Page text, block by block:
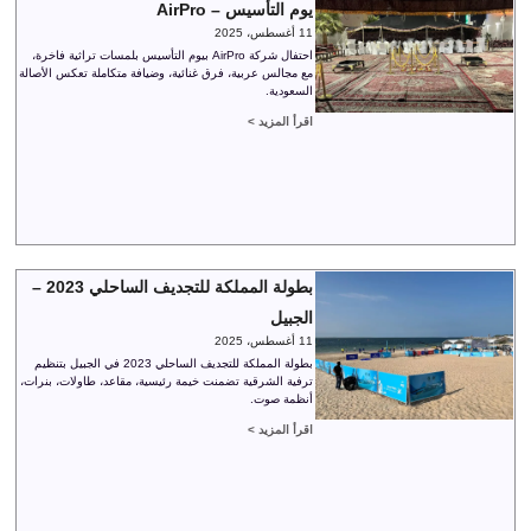
يوم التأسيس – AirPro
11 أغسطس، 2025
احتفال شركة AirPro بيوم التأسيس بلمسات تراثية فاخرة،
مع مجالس عربية، فرق غنائية، وضيافة متكاملة تعكس الأصالة
السعودية.
اقرأ المزيد >
بطولة المملكة للتجديف الساحلي 2023 –
الجبيل
11 أغسطس، 2025
بطولة المملكة للتجديف الساحلي 2023 في الجبيل بتنظيم
ترفية الشرقية تضمنت خيمة رئيسية، مقاعد، طاولات، بنرات،
أنظمة صوت.
اقرأ المزيد >